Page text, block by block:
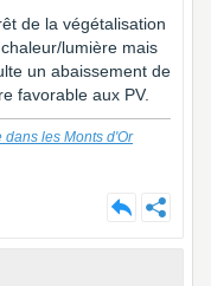
de la végétalisation
lumière mais
un abaissement de
favorable aux PV.
dans les Monts d'Or